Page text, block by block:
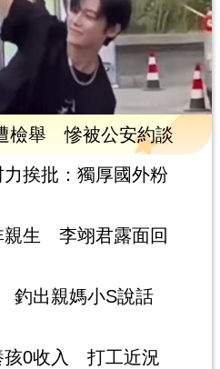
檢舉 慘被公安約談
挨批：獨厚國外粉
親生 李翊君露面回
釣出親媽小S說話
孩0收入 打工近況